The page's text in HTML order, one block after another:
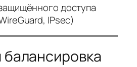
доступа
IPsec)
балансировка